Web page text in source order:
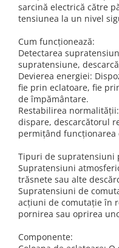
Schneider Easy Styl
Schneider Cedar
Vimar Neve
Vimar Plana
Vimar Arke
Himel Flexo
Automatizari
Bobine de declansare
Separatoare de sarcina
Lampa de semnalizare
Conectica si accesorii
Bareta de alimentare-
Cleme si conectori
Repartitoare
Borniera si bara nul
Pini terminali
UPS-uri
Interfonie
Scule meseriasi
sarcină electrică către
tensiunea la un nivel
Cum funcționează:
Detectarea
supratensiune,
Devierea energiei:
fie prin eclatoare, fie
de împământare.
Restabilirea
dispare, descarcătorul
permițând
Tipuri de supratensiuni
Supratensiuni
trăsnete sau alte
Supratensiuni de
acțiuni de comutație în
pornirea sau oprirea
Componente: